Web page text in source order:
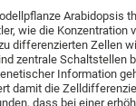
Arabidopsis
wie die Konzentration
differenzierten Zellen
zentrale Schaltstellen
Information
damit die
dass bei einer